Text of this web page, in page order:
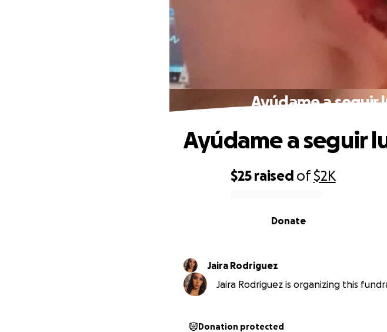
Ayúdame a seguir
$25 raised of$2K
Donate
Ayúdame a seguir
Jaira Rodriguez
Jaira Rodriguez is organizing this
Donation protected